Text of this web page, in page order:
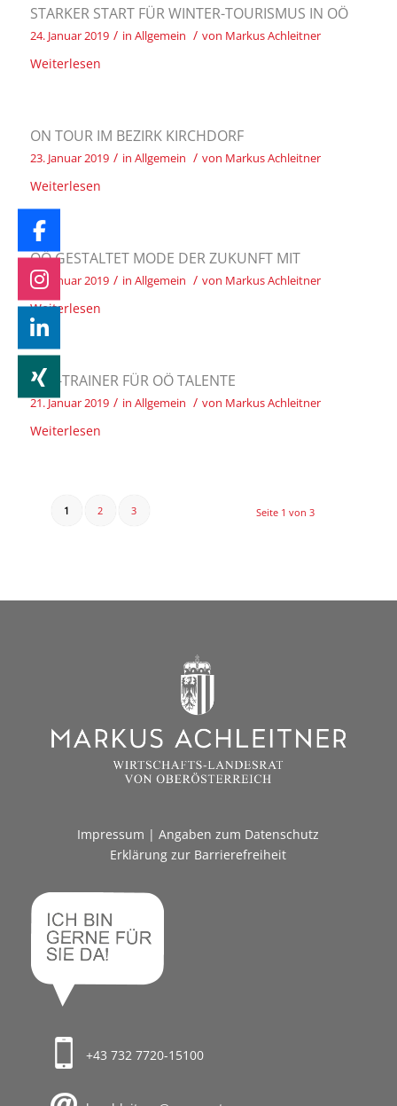
STARKER START FÜR WINTER-TOURISMUS IN OÖ
24. Januar 2019 / in Allgemein / von Markus Achleitner
Weiterlesen
ON TOUR IM BEZIRK KIRCHDORF
23. Januar 2019 / in Allgemein / von Markus Achleitner
Weiterlesen
OÖ GESTALTET MODE DER ZUKUNFT MIT
22. Januar 2019 / in Allgemein / von Markus Achleitner
Weiterlesen
TOP-TRAINER FÜR OÖ TALENTE
21. Januar 2019 / in Allgemein / von Markus Achleitner
Weiterlesen
Seite 1 von 3
1 2 3
Impressum |Angaben zum Datenschutz
Erklärung zur Barrierefreiheit
+43 732 7720-15100